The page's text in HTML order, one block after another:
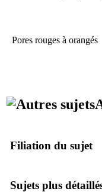
Pores rouges à orangés
Filiation du sujet
Sujets plus